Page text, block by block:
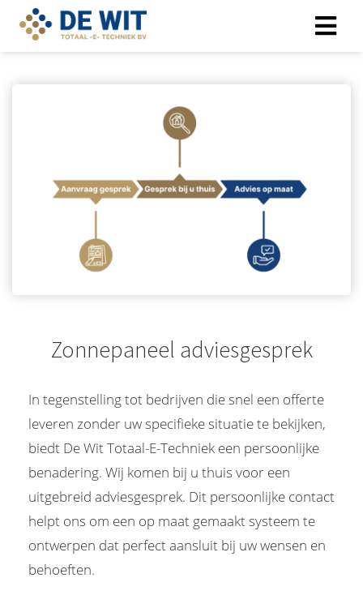
Zonnepaneel adviesgesprek
In tegenstelling tot bedrijven die snel een offerte
leveren zonder uw specifieke situatie te bekijken,
biedt De Wit Totaal-E-Techniek een persoonlijke
benadering. Wij komen bij u thuis voor een
uitgebreid adviesgesprek. Dit persoonlijke contact
helpt ons om een op maat gemaakt systeem te
ontwerpen dat perfect aansluit bij uw wensen en
behoeften.